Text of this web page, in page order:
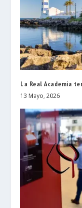
La Real Academia
13 Mayo, 2026